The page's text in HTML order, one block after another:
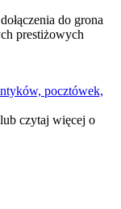
do grona
prestiżowych
pocztówek,
czytaj więcej o